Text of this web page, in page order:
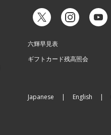
六輝早見表
ギフトカード残高照会
Japanese English